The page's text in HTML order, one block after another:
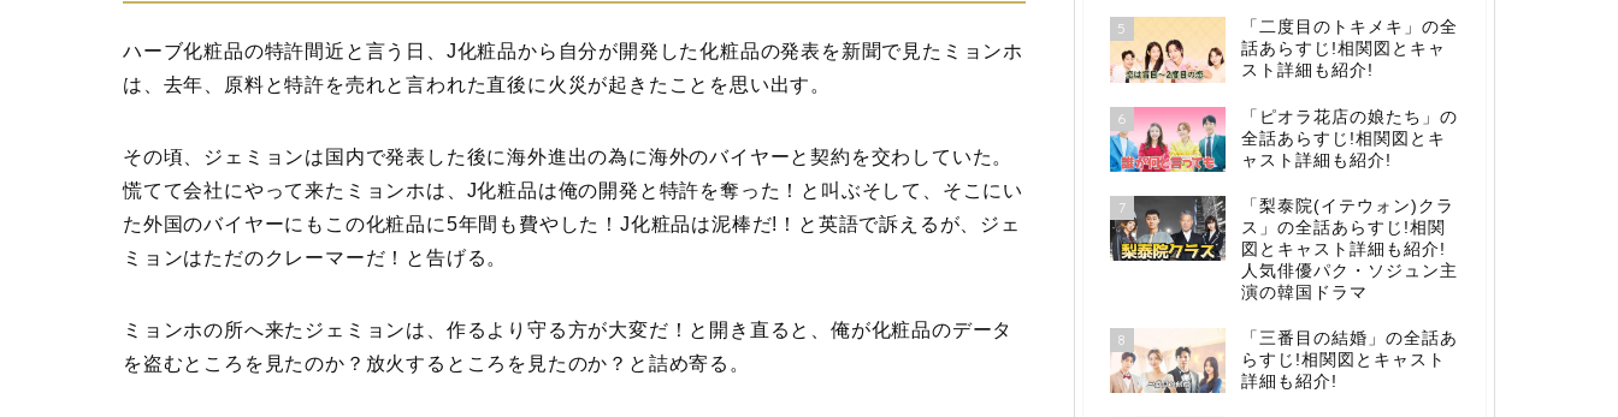
ハーブ化粧品の特許間近と言う日、J化粧品から自分が開発した化粧品の発表を新聞で見たミョンホ
は、去年、原料と特許を売れと言われた直後に火災が起きたことを思い出す。
その頃、ジェミョンは国内で発表した後に海外進出の為に海外のバイヤーと契約を交わしていた。
慌てて会社にやって来たミョンホは、J化粧品は俺の開発と特許を奪った！と叫ぶそして、そこにい
た外国のバイヤーにもこの化粧品に5年間も費やした！J化粧品は泥棒だ!！と英語で訴えるが、ジェ
ミョンはただのクレーマーだ！と告げる。
ミョンホの所へ来たジェミョンは、作るより守る方が大変だ！と開き直ると、俺が化粧品のデータ
を盗むところを見たのか？放火するところを見たのか？と詰め寄る。
5
「二度目のトキメキ」の全
話あらすじ!相関図とキャ
スト詳細も紹介!
6
「ピオラ花店の娘たち」の
全話あらすじ!相関図とキ
ャスト詳細も紹介!
7
「梨泰院(イテウォン)クラ
ス」の全話あらすじ!相関
図とキャスト詳細も紹介!
人気俳優パク・ソジュン主
演の韓国ドラマ
8
「三番目の結婚」の全話あ
らすじ!相関図とキャスト
詳細も紹介!